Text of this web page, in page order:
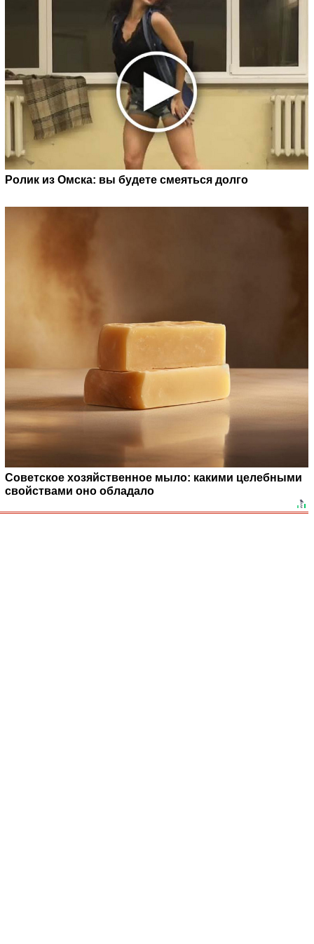
Ролик из Омска: вы будете смеяться долго
Советское хозяйственное мыло: какими целебными
свойствами оно обладало